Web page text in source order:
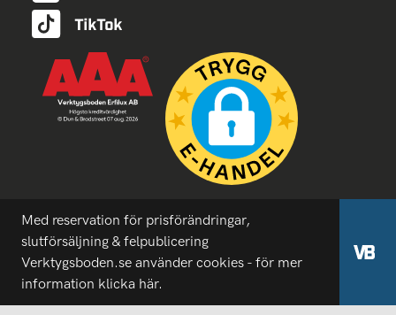
Med reservation för prisförändringar,
slutförsäljning & felpublicering
Verktygsboden.se använder cookies - för mer
information klicka här.